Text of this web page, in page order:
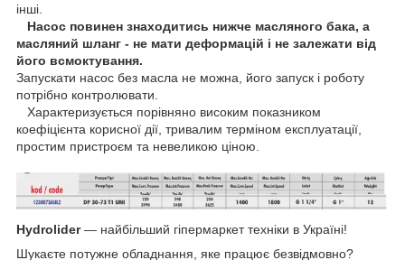
інші.
Насос повинен знаходитись нижче масляного бака, а
масляний шланг - не мати деформацій і не залежати від
його всмоктування.
Запускати насос без масла не можна, його запуск і роботу
потрібно контролювати.
Характеризується порівняно високим показником
коефіцієнта корисної дії, тривалим терміном експлуатації,
простим пристроєм та невеликою ціною.
Hydrolider— найбільший гіпермаркет техніки в Україні!
Шукаєте потужне обладнання, яке працює безвідмовно?